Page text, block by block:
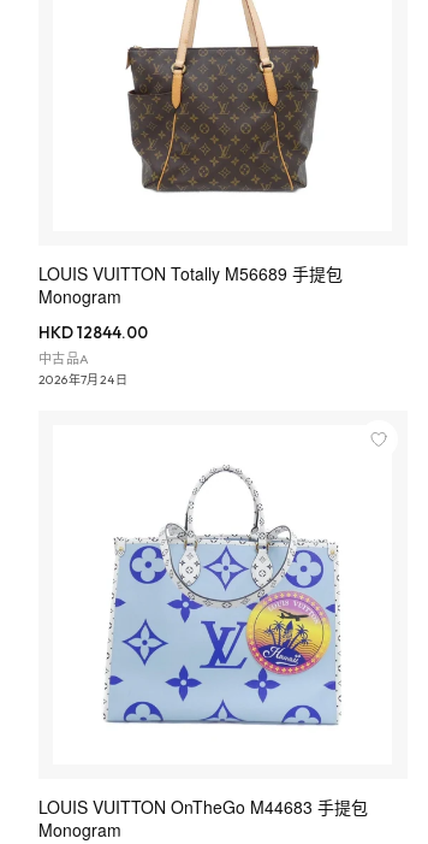
LOUIS VUITTON Totally M56689 手提包
Monogram
HKD 12844.00
中古品A
2026年7月24日
LOUIS VUITTON OnTheGo M44683 手提包
Monogram